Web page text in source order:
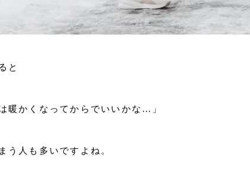
と
暖かくなってからでいいかな…」
う人も多いですよね。